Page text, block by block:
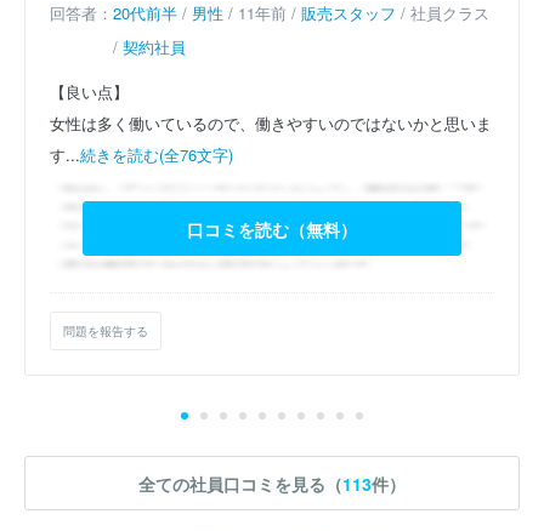
回答者： 20代前半 / 男性 / 11年前 / 販売スタッフ / 社員クラス
/ 契約社員
【良い点】
女性は多く働いているので、働きやすいのではないかと思いま
す...続きを読む(全76文字)
口コミを読む（無料）
問題を報告する
全ての社員口コミを見る（113件）